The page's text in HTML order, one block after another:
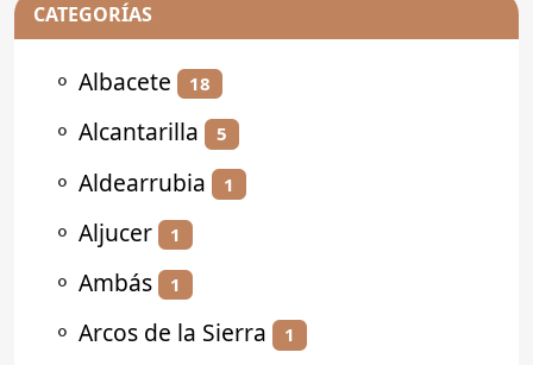
CATEGORÍAS
⚬ Albacete 18
⚬ Alcantarilla 5
⚬ Aldearrubia 1
⚬ Aljucer 1
⚬ Ambás 1
⚬ Arcos de la Sierra 1